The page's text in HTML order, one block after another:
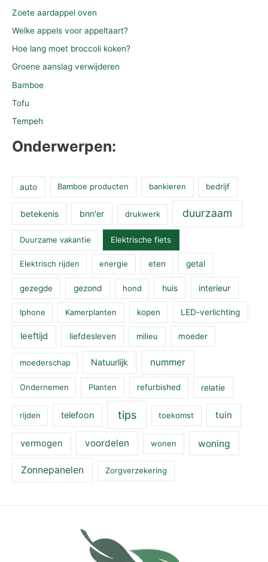
Zoete aardappel oven
Welke appels voor appeltaart?
Hoe lang moet broccoli koken?
Groene aanslag verwijderen
Bamboe
Tofu
Tempeh
Onderwerpen:
auto Bamboe producten bankieren bedrijf
betekenis bnn'er drukwerk duurzaam
Duurzame vakantie Elektrische fiets
Elektrisch rijden energie eten getal
gezegde gezond hond huis interieur
Iphone Kamerplanten kopen LED-verlichting
leeftijd liefdesleven milieu moeder
moederschap Natuurlijk nummer
Ondernemen Planten refurbished relatie
rijden telefoon tips toekomst tuin
vermogen voordelen wonen woning
Zonnepanelen Zorgverzekering